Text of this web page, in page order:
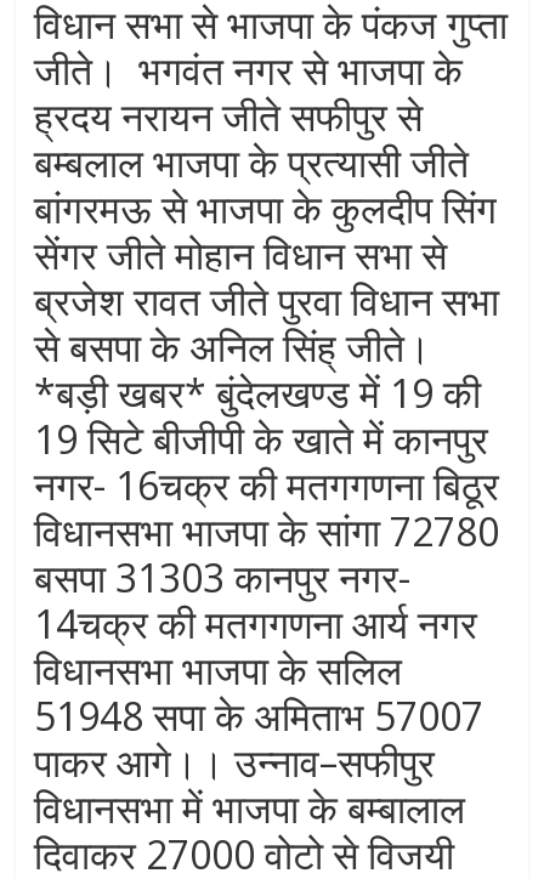
विधान सभा से भाजपा के पंकज गुप्ता
जीते। भगवंत नगर से भाजपा के
ह्रदय नरायन जीते सफीपुर से
बम्बलाल भाजपा के प्रत्यासी जीते
बांगरमऊ से भाजपा के कुलदीप सिंग
सेंगर जीते मोहान विधान सभा से
ब्रजेश रावत जीते पुरवा विधान सभा
से बसपा के अनिल सिंह् जीते।
*बड़ी खबर* बुंदेलखण्ड में 19 की
19 सिटे बीजीपी के खाते में कानपुर
नगर- 16चक्र की मतगगणना बिठूर
विधानसभा भाजपा के सांगा 72780
बसपा 31303 कानपुर नगर-
14चक्र की मतगगणना आर्य नगर
विधानसभा भाजपा के सलिल
51948 सपा के अमिताभ 57007
पाकर आगे।। उन्नाव–सफीपुर
विधानसभा में भाजपा के बम्बालाल
दिवाकर 27000 वोटो से विजयी